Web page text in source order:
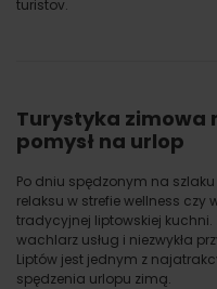
turistov.
Turystyka zimowa
pomysł na urlop
Po dniu spędzonym na
relaksu w strefie wellness czy
tradycyjnej liptowskiej kuchni.
wachlarz usług i niezwykła
Liptów jest jednym z
spędzenia urlopu zimą.